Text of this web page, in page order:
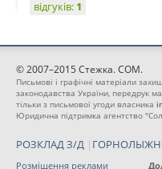
відгуків: 1
© 2007–2015 Стежка. COM.
Письмові і графічні матеріали
законодавства України, передрук
тільки з письмової угоди власника
Юридична підтримка агентство
РОЗКЛАД З/Д |
Розміщення реклами